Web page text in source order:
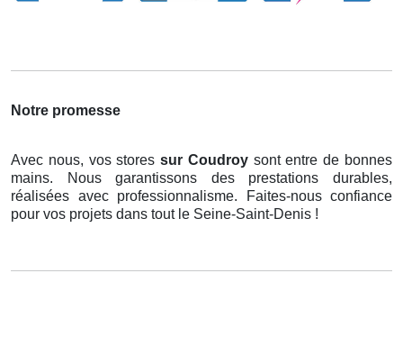
Notre promesse
Avec nous, vos storessur Coudroy sont entre de bonnes
mains. Nous garantissons des prestations durables,
réalisées avec professionnalisme. Faites-nous confiance
pour vos projets dans tout le Seine-Saint-Denis !